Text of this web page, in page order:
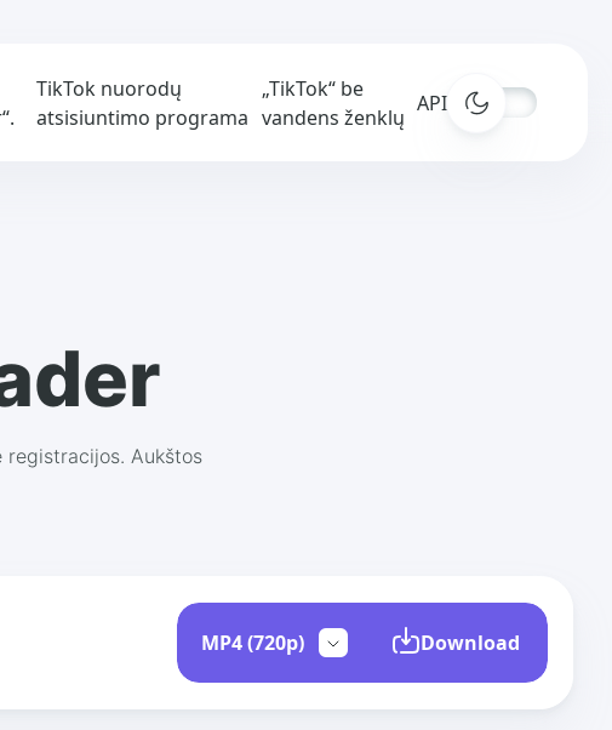
TikTok nuorodų
atsisiuntimo programa
„TikTok“ be
vandens ženklų
APIs
registracijos. Aukštos
Download